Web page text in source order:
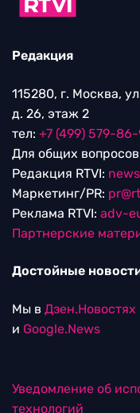
Редакция
115280, г. Москва,
д. 26, этаж 2
тел: +7 (499) 579-
Для общих
Редакция RTVI:
Маркетинг/PR:
Реклама RTVI: adv-
Партнерские
Достойные
Мы в Дзен.Новостях
и Google.News
Уведомление об
технологий